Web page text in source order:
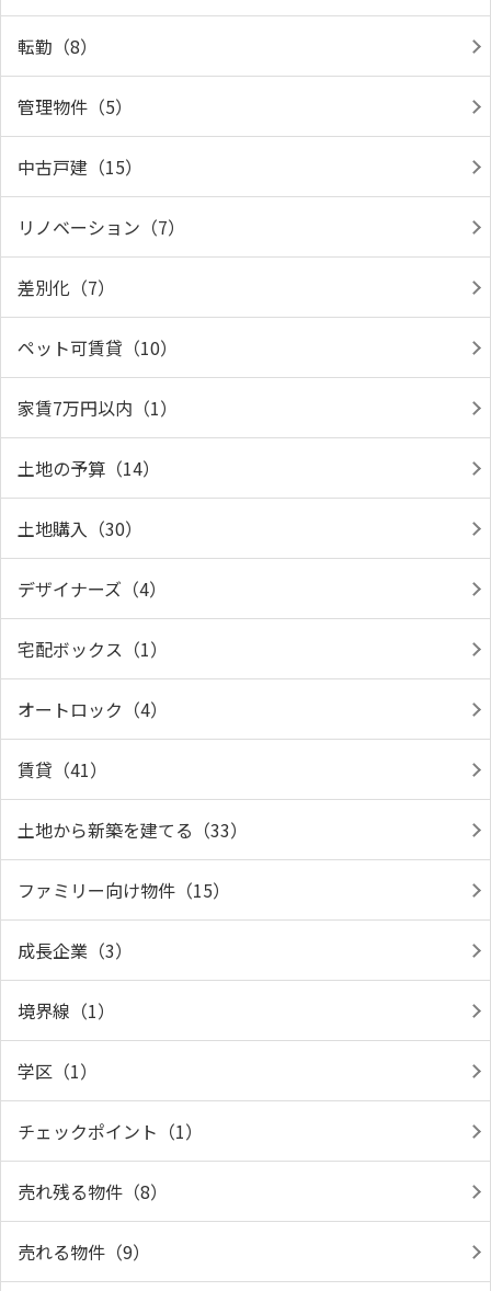
転勤（8）
管理物件（5）
中古戸建（15）
リノベーション（7）
差別化（7）
ペット可賃貸（10）
家賃7万円以内（1）
土地の予算（14）
土地購入（30）
デザイナーズ（4）
宅配ボックス（1）
オートロック（4）
賃貸（41）
土地から新築を建てる（33）
ファミリー向け物件（15）
成長企業（3）
境界線（1）
学区（1）
チェックポイント（1）
売れ残る物件（8）
売れる物件（9）